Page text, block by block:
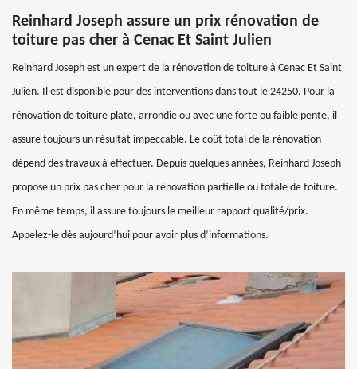
Reinhard Joseph assure un prix rénovation de
toiture pas cher à Cenac Et Saint Julien
Reinhard Joseph est un expert de la rénovation de toiture à Cenac Et Saint
Julien. Il est disponible pour des interventions dans tout le 24250. Pour la
rénovation de toiture plate, arrondie ou avec une forte ou faible pente, il
assure toujours un résultat impeccable. Le coût total de la rénovation
dépend des travaux à effectuer. Depuis quelques années, Reinhard Joseph
propose un prix pas cher pour la rénovation partielle ou totale de toiture.
En même temps, il assure toujours le meilleur rapport qualité/prix.
Appelez-le dès aujourd’hui pour avoir plus d’informations.